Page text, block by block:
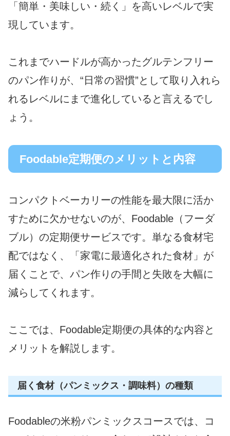
「簡単・美味しい・続く」を高いレベルで実
現しています。
これまでハードルが高かったグルテンフリー
のパン作りが、“日常の習慣”として取り入れら
れるレベルにまで進化していると言えるでし
ょう。
Foodable定期便のメリットと内容
コンパクトベーカリーの性能を最大限に活か
すために欠かせないのが、Foodable（フーダ
ブル）の定期便サービスです。単なる食材宅
配ではなく、「家電に最適化された食材」が
届くことで、パン作りの手間と失敗を大幅に
減らしてくれます。
ここでは、Foodable定期便の具体的な内容と
メリットを解説します。
届く食材（パンミックス・調味料）の種類
Foodableの米粉パンミックスコースでは、コ